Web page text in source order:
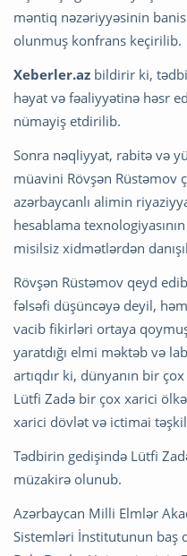
məntiq nəzəriyyəsinin
olunmuş konfrans keçirilib.
Xeberler.az bildirir ki,
həyat və fəaliyyətinə həsr
nümayiş etdirilib.
Sonra nəqliyyat, rabitə və
müavini Rövşən Rüstəmov
azərbaycanlı alimin
hesablama
misilsiz xidmətlərdən
Rövşən Rüstəmov qeyd
fəlsəfi düşüncəyə deyil,
vacib fikirləri ortaya
yaratdığı elmi məktəb və
artıqdır ki, dünyanın bir
Lütfi Zadə bir çox xarici
xarici dövlət və ictimai
Tədbirin gedişində Lütfi
müzakirə olunub.
Azərbaycan Milli Elmlər
Sistemləri İnstitutunun baş